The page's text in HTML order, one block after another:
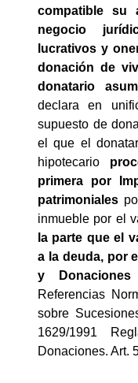
compatible su
negocio
lucrativos y
donación de
donatario
declara en
supuesto de
el que el
hipotecario
primera por
patrimoniales
inmueble por el
la parte que el
a la deuda, por
y
Referencias
sobre
1629/1991
Donaciones. Art.